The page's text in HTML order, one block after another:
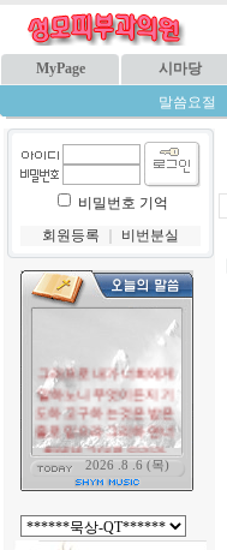
MyPage 시마당
말씀요절
비밀번호 기억
회원등록
비번분실